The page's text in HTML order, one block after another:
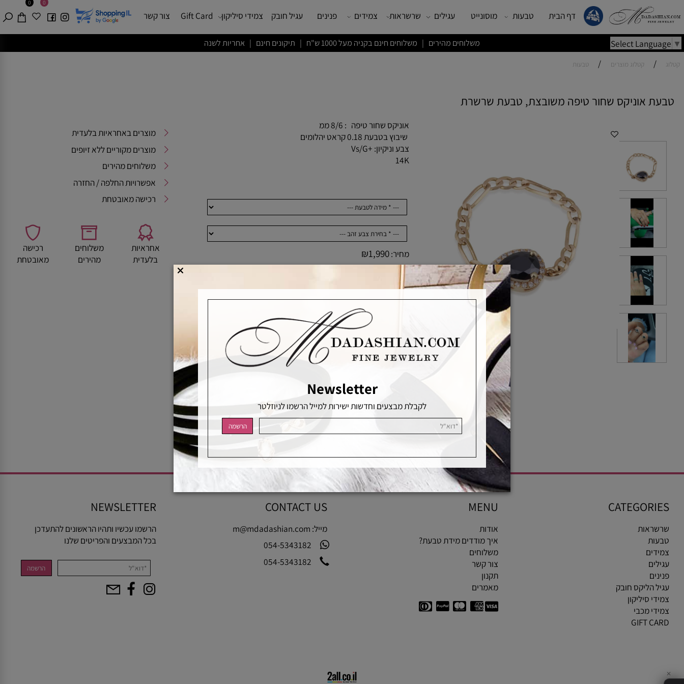
Select משלוחים מהירים | משלוחים חינם בקניה מעל 1000 ש"ח | תיקונים חינם | אחריות לשנה
0 0
דף הבית טבעות מוסונייט עגילים שרשראות צמידים פנינים עגיל חובק צמידי סיליקון Gift Card צור קשר
קטלוג מוצרים / טבעות
אוניקס שחור טיפה משובצת, טבעת שרשרת
אוניקס שחור טיפה : 8/6 ממ
שיבוץ בטבעת 0.18 קראט יהלומים
צבע וניקיון: +Vs/G
מחיר: ₪1,990
כמות הוסף לסל
הוסף לרשימת המשאלות
מוצרים באחראיות בלעדית
מוצרים מקוריים ללא זיופים
משלוחים מהירים
אפשרויות החלפה / החזרה
אחראיות משלוחים רכישה
הליקס חובק
סיליקון
MENU
איך מודדים מידת טבעת?
משלוחים
צור קשר
מאמרים
CONTACT US
מייל:m@mdadashian.com
054-5343182
NEWSLETTER
בכל המבצעים והפריטים שלנו
Newsletter
לקבלת מבצעים וחדשות ישירות למייל הרשמו לניוזלטר